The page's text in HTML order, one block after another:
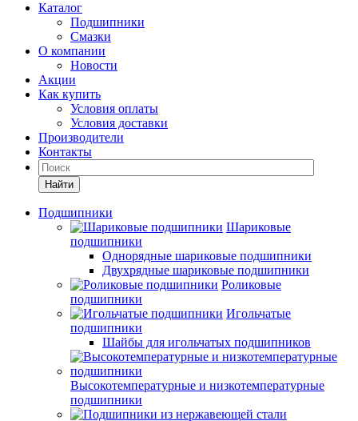
Каталог
Подшипники
Смазки
О компании
Новости
Акции
Как купить
Условия оплаты
Условия доставки
Производители
Контакты
Найти
Подшипники
Шариковые
подшипники
Однорядные шариковые подшипники
Двухрядные шариковые подшипники
Роликовые
подшипники
Игольчатые
подшипники
Шайбы для игольчатых подшипников
Высокотемпературные и низкотемпературные
подшипники